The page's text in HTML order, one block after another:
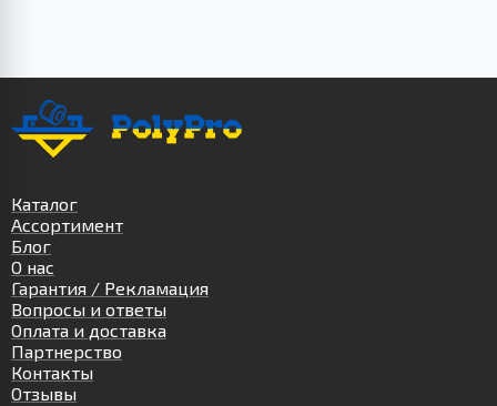
Каталог
Ассортимент
Блог
О нас
Гарантия / Рекламация
Вопросы и ответы
Оплата и доставка
Партнерство
Контакты
Отзывы